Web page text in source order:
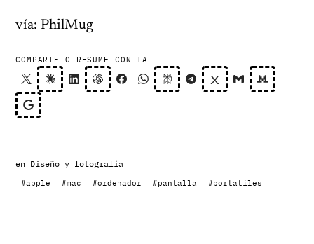
vía: PhilMug
COMPARTE O RESUME CON IA
en Diseño y fotografía
#apple #mac #ordenador #pantalla #portatiles